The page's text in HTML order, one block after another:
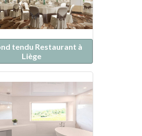
tendu Restaurant à
Liège